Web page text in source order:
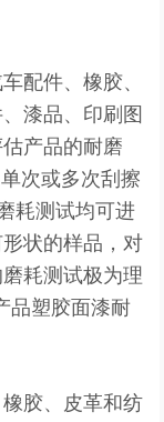
配件、橡胶、
漆品、印刷图
产品的耐磨
次或多次刮擦
耗测试均可进
状的样品，对
耗测试极为理
品塑胶面漆耐
胶、皮革和纺